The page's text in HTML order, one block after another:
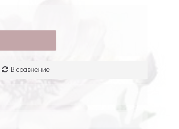
В сравнение